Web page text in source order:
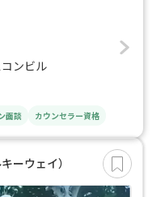
ンビル
面談 カウンセラー資格
ーウェイ）